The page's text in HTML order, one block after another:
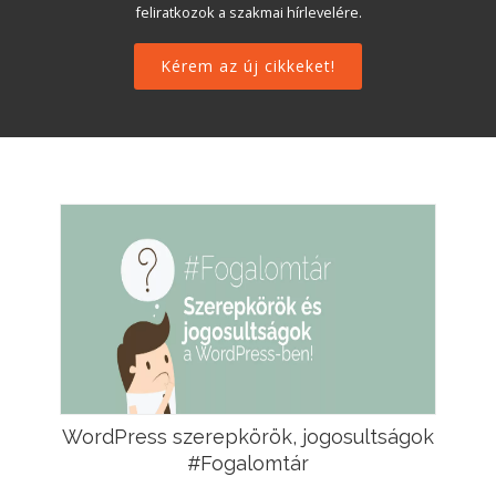
feliratkozok a szakmai hírlevelére.
WordPress szerepkörök, jogosultságok
#Fogalomtár